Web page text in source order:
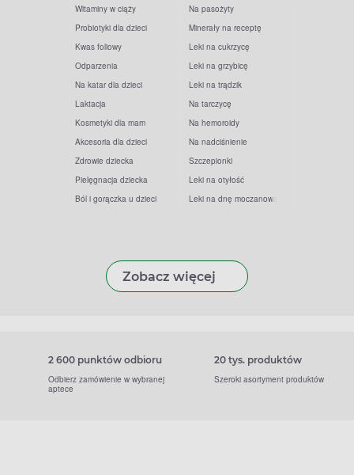
Witaminy w ciąży
Probiotyki dla dzieci
Kwas foliowy
Odparzenia
Na katar dla dzieci
Laktacja
Kosmetyki dla mam
Akcesoria dla dzieci
Zdrowie dziecka
Pielęgnacja dziecka
Ból i gorączka u dzieci
Na pasożyty
Minerały na receptę
Leki na cukrzycę
Leki na grzybicę
Leki na trądzik
Na tarczycę
Na hemoroidy
Na nadciśnienie
Szczepionki
Leki na otyłość
Leki na dnę moczanową
Zobacz więcej
2 600 punktów odbioru
Odbierz zamówienie w wybranej
aptece
20 tys. produktów
Szeroki asortyment produktów